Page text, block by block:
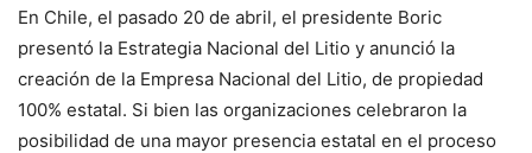
En Chile, el pasado 20 de abril, el presidente Boric
presentó la Estrategia Nacional del Litio y anunció la
creación de la Empresa Nacional del Litio, de propiedad
100% estatal. Si bien las organizaciones celebraron la
posibilidad de una mayor presencia estatal en el proceso